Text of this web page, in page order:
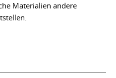
Materialien andere